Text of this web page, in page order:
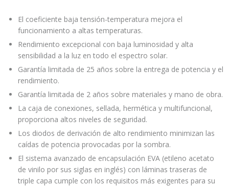
El coeficiente baja tensión-temperatura mejora el
funcionamiento a altas temperaturas.
Rendimiento excepcional con baja luminosidad y alta
sensibilidad a la luz en todo el espectro solar.
Garantía limitada de 25 años sobre la entrega de potencia y el
rendimiento.
Garantía limitada de 2 años sobre materiales y mano de obra.
La caja de conexiones, sellada, hermética y multifuncional,
proporciona altos niveles de seguridad.
Los diodos de derivación de alto rendimiento minimizan las
caídas de potencia provocadas por la sombra.
El sistema avanzado de encapsulación EVA (etileno acetato
de vinilo por sus siglas en inglés) con láminas traseras de
triple capa cumple con los requisitos más exigentes para su